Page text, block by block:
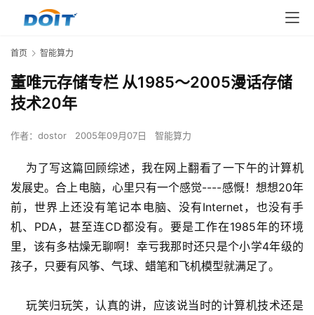
首页 智能算力
董唯元存储专栏 从1985～2005漫话存储
技术20年
作者： dostor 2005年09月07日 智能算力
为了写这篇回顾综述，我在网上翻看了一下午的计算机
发展史。合上电脑，心里只有一个感觉----感慨！想想20年
前，世界上还没有笔记本电脑、没有Internet，也没有手
机、PDA，甚至连CD都没有。要是工作在1985年的环境
里，该有多枯燥无聊啊！幸亏我那时还只是个小学4年级的
孩子，只要有风筝、气球、蜡笔和飞机模型就满足了。
玩笑归玩笑，认真的讲，应该说当时的计算机技术还是